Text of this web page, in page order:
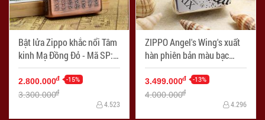
Bật lửa Zippo khắc nổi Tâm
kinh Mạ Đồng Đỏ - Mã SP:
ZPC0383-A
2.800.000đ -15%
3.300.000đ
4.523
ZIPPO Angel's Wing's xuất
hàn phiên bản màu bạc
dòng Limited Edition XIX -
Mã SP: ZPC2452-3
3.499.000đ -13%
4.000.000đ
4.296